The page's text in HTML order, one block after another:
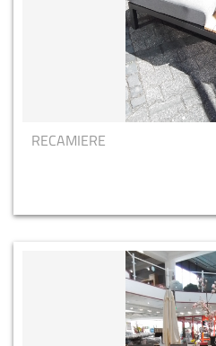
RECAMIERE